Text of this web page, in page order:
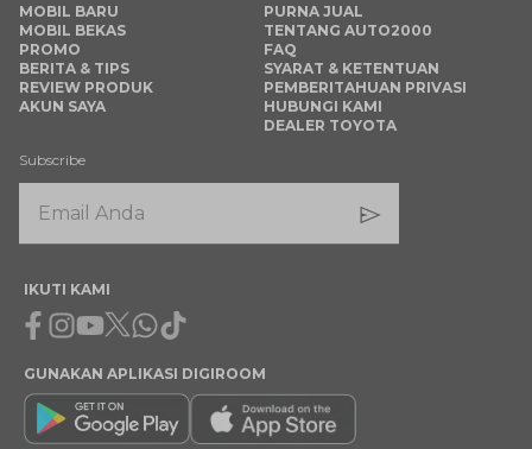
MOBIL BARU
MOBIL BEKAS
PROMO
BERITA & TIPS
REVIEW PRODUK
AKUN SAYA
PURNA JUAL
TENTANG AUTO2000
FAQ
SYARAT & KETENTUAN
PEMBERITAHUAN PRIVASI
HUBUNGI KAMI
DEALER TOYOTA
Subscribe
IKUTI KAMI
Facebook
Instagram
Youtube
X Whatsapp
Tiktok
GUNAKAN APLIKASI DIGIROOM